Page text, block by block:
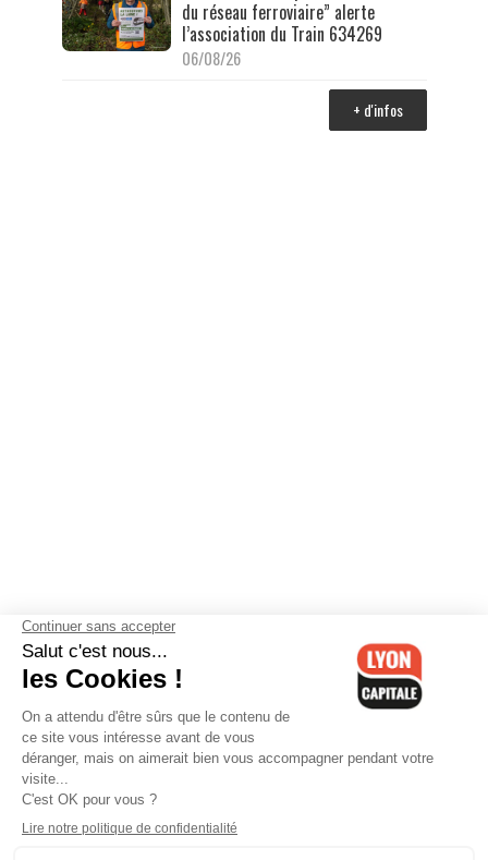
du réseau ferroviaire” alerte
l’association du Train 634269
06/08/26
+ d'infos